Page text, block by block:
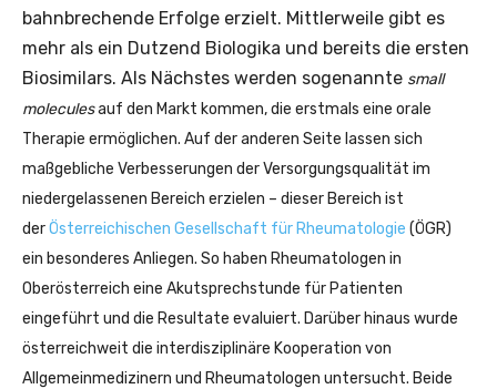
bahnbrechende Erfolge erzielt. Mittlerweile gibt es
mehr als ein Dutzend Biologika und bereits die ersten
Biosimilars. Als Nächstes werden sogenannte small
moleculesauf den Markt kommen, die erstmals eine orale
Therapie ermöglichen. Auf der anderen Seite lassen sich
maßgebliche Verbesserungen der Versorgungsqualität im
niedergelassenen Bereich erzielen – dieser Bereich ist
derÖsterreichischen Gesellschaft für Rheumatologie (ÖGR)
ein besonderes Anliegen. So haben Rheumatologen in
Oberösterreich eine Akutsprechstunde für Patienten
eingeführt und die Resultate evaluiert. Darüber hinaus wurde
österreichweit die interdisziplinäre Kooperation von
Allgemeinmedizinern und Rheumatologen untersucht. Beide